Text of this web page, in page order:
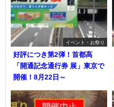
イベント・お祭り
好評につき第2弾！首都高
「開通記念通行券 展」東京で
開催！8月22日～